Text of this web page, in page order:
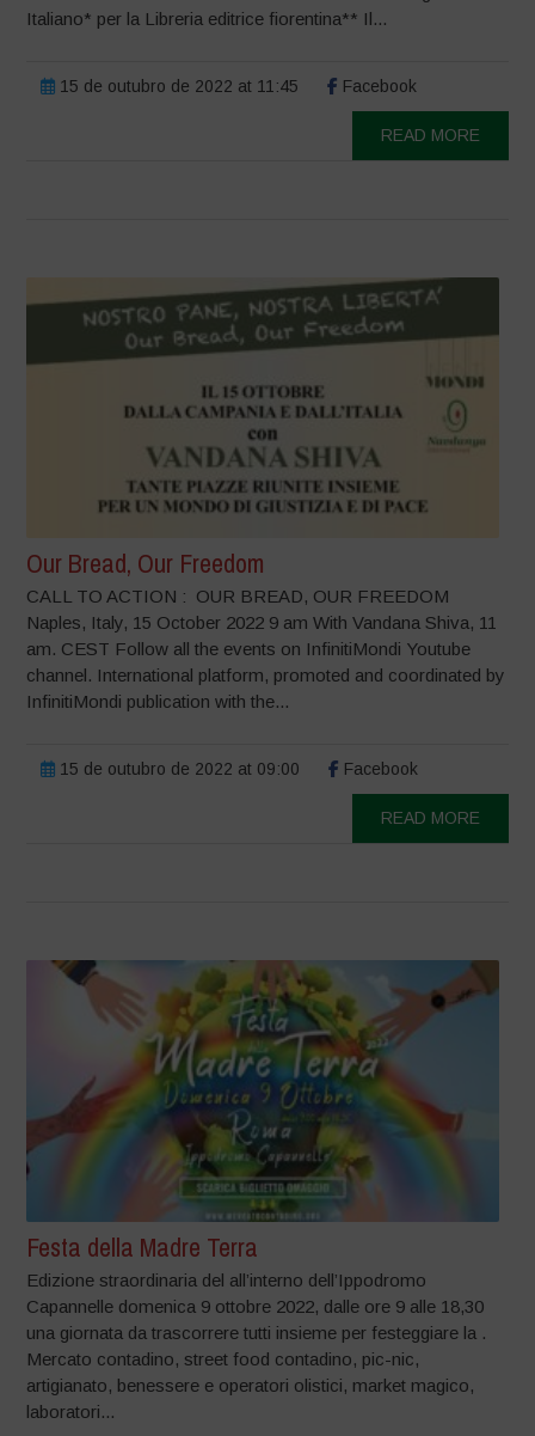
Italiano* per la Libreria editrice fiorentina** Il...
15 de outubro de 2022 at 11:45 Facebook
READ MORE
Our Bread, Our Freedom
CALL TO ACTION : OUR BREAD, OUR FREEDOM
Naples, Italy, 15 October 2022 9 am With Vandana Shiva, 11
am. CEST Follow all the events on InfinitiMondi Youtube
channel. International platform, promoted and coordinated by
InfinitiMondi publication with the...
15 de outubro de 2022 at 09:00 Facebook
READ MORE
Festa della Madre Terra
Edizione straordinaria del all’interno dell’Ippodromo
Capannelle domenica 9 ottobre 2022, dalle ore 9 alle 18,30
una giornata da trascorrere tutti insieme per festeggiare la .
Mercato contadino, street food contadino, pic-nic,
artigianato, benessere e operatori olistici, market magico,
laboratori...